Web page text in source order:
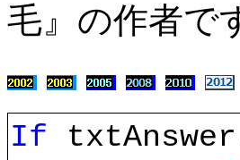
毛』の作者で
If